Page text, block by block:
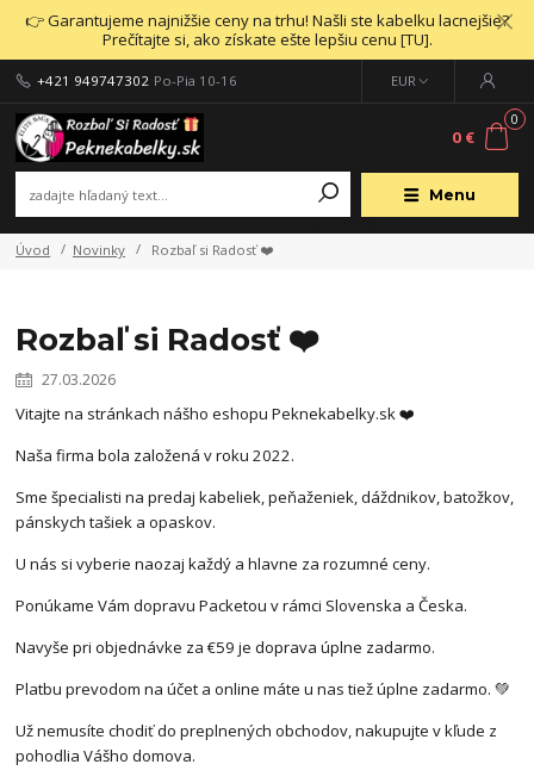
👉 Garantujeme najnižšie ceny na trhu! Našli ste kabelku lacnejšie?
Prečítajte si, ako získate ešte lepšiu cenu [TU].
Menu
EUR
+421 949747302 Po-Pia 10-16
0
0 €
Úvod Novinky Rozbaľ si Radosť ❤️
Rozbaľ si Radosť ❤️
27.03.2026
Vitajte na stránkach nášho eshopu Peknekabelky.sk ❤️
Naša firma bola založená v roku 2022.
Sme špecialisti na predaj kabeliek, peňaženiek, dáždnikov, batožkov,
pánskych tašiek a opaskov.
U nás si vyberie naozaj každý a hlavne za rozumné ceny.
Ponúkame Vám dopravu Packetou v rámci Slovenska a Česka.
Navyše pri objednávke za €59 je doprava úplne zadarmo.
Platbu prevodom na účet a online máte u nas tiež úplne zadarmo. 💚
Už nemusíte chodiť do preplnených obchodov, nakupujte v kľude z
pohodlia Vášho domova.